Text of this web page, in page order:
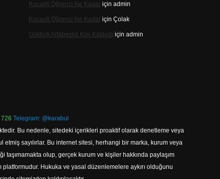
Kocaeli Öğrenci Ne Kadariçin admin
Kocaeli Öğrenci Ne Kadariçin Çolak
Göktürk Alfabesini Kim Kaldırdı için admin
Telegram: @karabul
Bu nedenle, sitedeki içerikleri proaktif olarak denetleme veya
sayılırlar. Bu internet sitesi, herhangi bir marka, kurum veya
taşımamakta olup, gerçek kurum ve kişiler hakkında paylaşım
Hukuka ve yasal düzenlemelere aykırı olduğunu